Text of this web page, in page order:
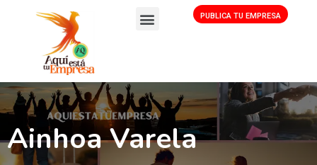
PUBLICA TU EMPRESA
Ainhoa Varela